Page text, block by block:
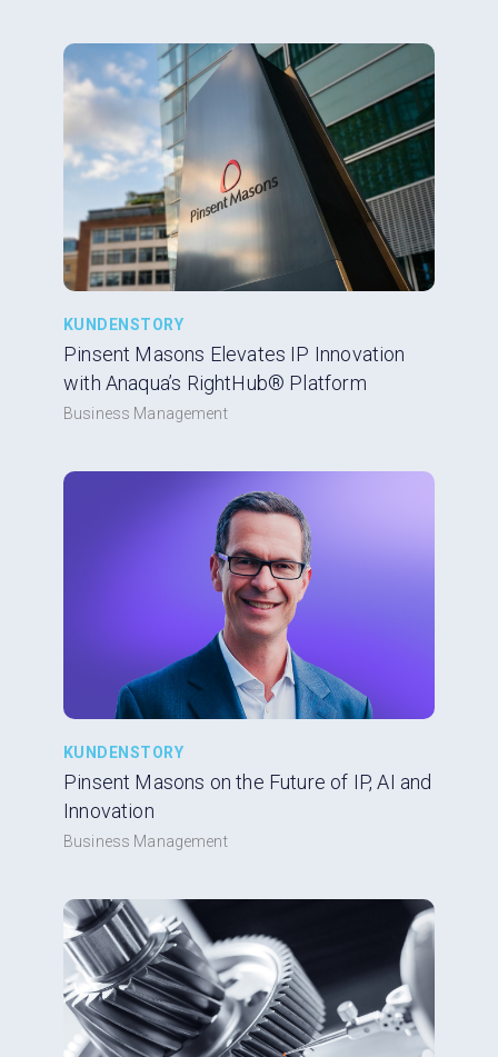
KUNDENSTORY
Pinsent Masons Elevates IP Innovation
with Anaqua’s RightHub® Platform
Business Management
KUNDENSTORY
Pinsent Masons on the Future of IP, AI and
Innovation
Business Management